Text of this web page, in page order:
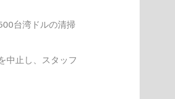
台湾ドルの清掃
中止し、スタッフ